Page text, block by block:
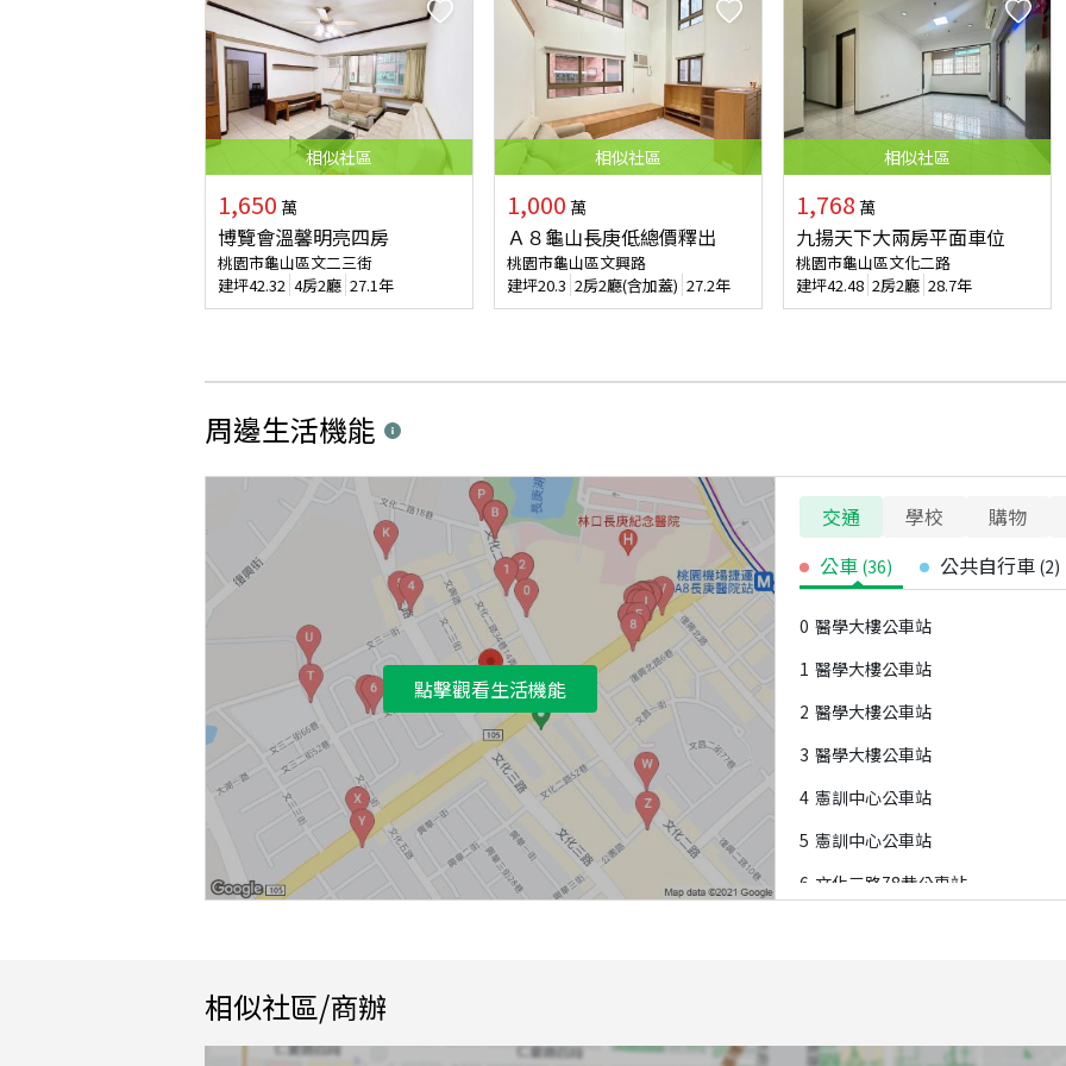
相似社區
1,650 萬
博覽會溫馨明亮四房
桃園市龜山區文二三街
建坪42.32 4房2廳 27.1年
相似社區
1,000 萬
Ａ８龜山長庚低總價釋出
桃園市龜山區文興路
建坪20.3 2房2廳(含加蓋) 27.2年
相似社區
1,768 萬
九揚天下大兩房平面車位
桃園市龜山區文化二路
建坪42.48 2房2廳 28.7年
周邊生活機能
點擊觀看生活機能
交通 學校 購物
公車 (36) 公共自行車 (2)
0 醫學大樓公車站
1 醫學大樓公車站
2 醫學大樓公車站
3 醫學大樓公車站
4 憲訓中心公車站
5 憲訓中心公車站
6 文化三路78巷公車站
林口長庚醫院公車站
相似社區/商辦